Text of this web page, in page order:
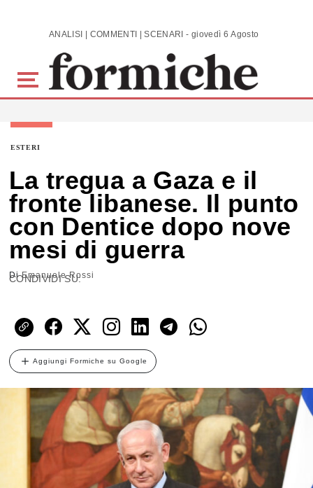
Skip to main content ANALISI | COMMENTI | SCENARI - giovedì 6 Agosto 2026
ESTERI
La tregua a Gaza e il
fronte libanese. Il punto
con Dentice dopo nove
mesi di guerra
DiEmanuele Rossi
CONDIVIDI SU:
Aggiungi Formiche su Google